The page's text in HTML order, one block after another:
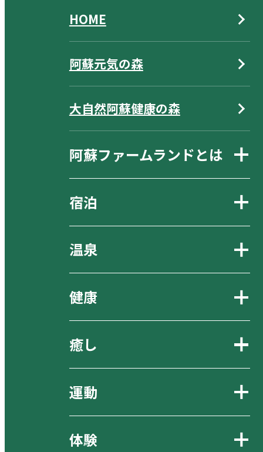
HOME
阿蘇元気の森
大自然阿蘇健康の森
阿蘇ファームランドとは
宿泊
温泉
健康
癒し
運動
体験